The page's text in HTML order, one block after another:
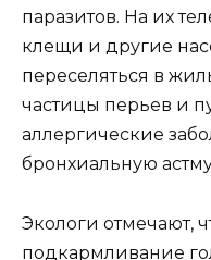
паразитов. На их
клещи и другие
переселяться в
частицы перьев и
аллергические
бронхиальную
Экологи отмечают,
подкармливание